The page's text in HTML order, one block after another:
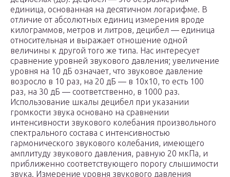
единица, основанная на десятичном логарифме. В
отличие от абсолютных единиц измерения вроде
килограммов, метров и литров, децибел — единица
относительная и выражает отношение одной
величины к другой того же типа. Нас интересует
сравнение уровней звукового давления; увеличение
уровня на 10 дБ означает, что звуковое давление
возросло в 10 раз, на 20 дБ — в 10х10, то есть 100
раз, на 30 дБ — соответственно, в 1000 раз.
Использование шкалы децибел при указании
громкости звука основано на сравнении
интенсивности звукового колебания произвольного
спектрального состава с интенсивностью
гармонического звукового колебания, имеющего
амплитуду звукового давления, равную 20 мкПа, и
приближенно соответствующего порогу слышимости
звука. Измерение уровня звукового давления